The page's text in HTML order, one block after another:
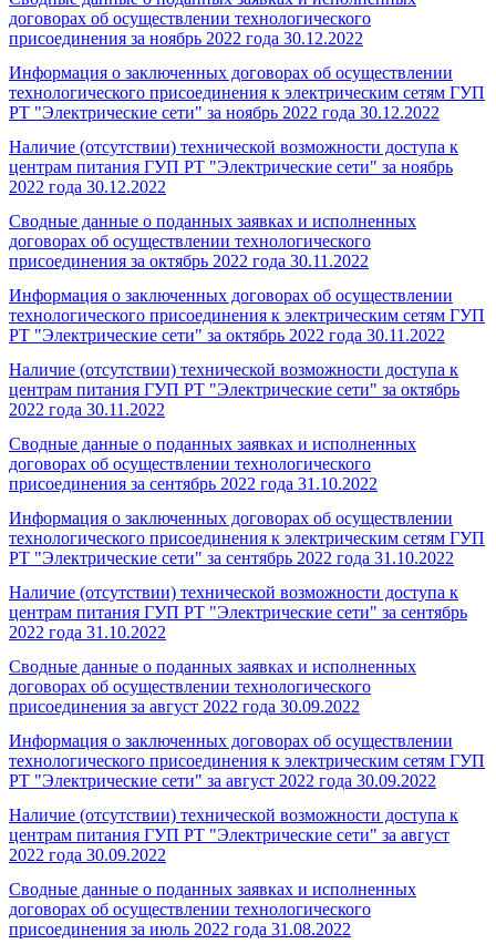
договорах об осуществлении технологического
присоединения за ноябрь 2022 года 30.12.2022
Информация о заключенных договорах об осуществлении
технологического присоединения к электрическим сетям ГУП
РТ "Электрические сети" за ноябрь 2022 года 30.12.2022
Наличие (отсутствии) технической возможности доступа к
центрам питания ГУП РТ "Электрические сети" за ноябрь
2022 года 30.12.2022
Сводные данные о поданных заявках и исполненных
договорах об осуществлении технологического
присоединения за октябрь 2022 года 30.11.2022
Информация о заключенных договорах об осуществлении
технологического присоединения к электрическим сетям ГУП
РТ "Электрические сети" за октябрь 2022 года 30.11.2022
Наличие (отсутствии) технической возможности доступа к
центрам питания ГУП РТ "Электрические сети" за октябрь
2022 года 30.11.2022
Сводные данные о поданных заявках и исполненных
договорах об осуществлении технологического
присоединения за сентябрь 2022 года 31.10.2022
Информация о заключенных договорах об осуществлении
технологического присоединения к электрическим сетям ГУП
РТ "Электрические сети" за сентябрь 2022 года 31.10.2022
Наличие (отсутствии) технической возможности доступа к
центрам питания ГУП РТ "Электрические сети" за сентябрь
2022 года 31.10.2022
Сводные данные о поданных заявках и исполненных
договорах об осуществлении технологического
присоединения за август 2022 года 30.09.2022
Информация о заключенных договорах об осуществлении
технологического присоединения к электрическим сетям ГУП
РТ "Электрические сети" за август 2022 года 30.09.2022
Наличие (отсутствии) технической возможности доступа к
центрам питания ГУП РТ "Электрические сети" за август
2022 года 30.09.2022
Сводные данные о поданных заявках и исполненных
договорах об осуществлении технологического
присоединения за июль 2022 года 31.08.2022